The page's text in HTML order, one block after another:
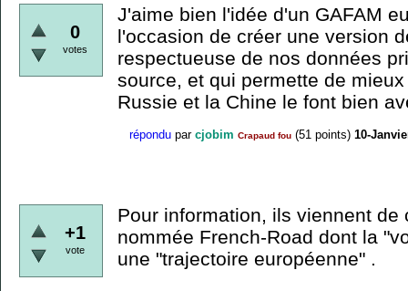
0
votes
J'aime bien l'idée d'un GAFAM
l'occasion de créer une version
respectueuse de nos données
source, et qui permette de
Russie et la Chine le font bien
répondu par cjobim Crapaud fou (51 points) 10-
+1
vote
Pour information, ils viennent de
nommée French-Road dont la
une "trajectoire européenne" .